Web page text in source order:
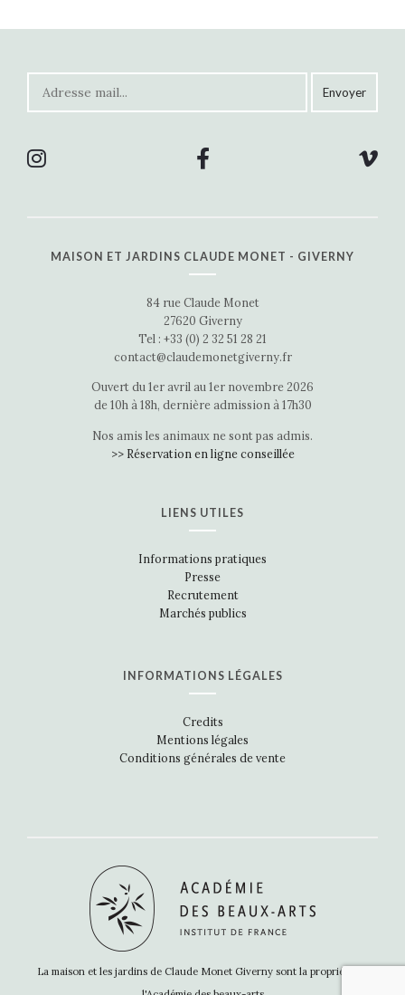
MAISON ET JARDINS CLAUDE MONET - GIVERNY
84 rue Claude Monet
27620 Giverny
Tel : +33 (0) 2 32 51 28 21
contact@claudemonetgiverny.fr
Ouvert du 1er avril au 1er novembre 2026
de 10h à 18h, dernière admission à 17h30
Nos amis les animaux ne sont pas admis.
>> Réservation en ligne conseillée
LIENS UTILES
Informations pratiques
Presse
Recrutement
Marchés publics
INFORMATIONS LÉGALES
Credits
Mentions légales
Conditions générales de vente
La maison et les jardins de Claude Monet Giverny sont la propriété de